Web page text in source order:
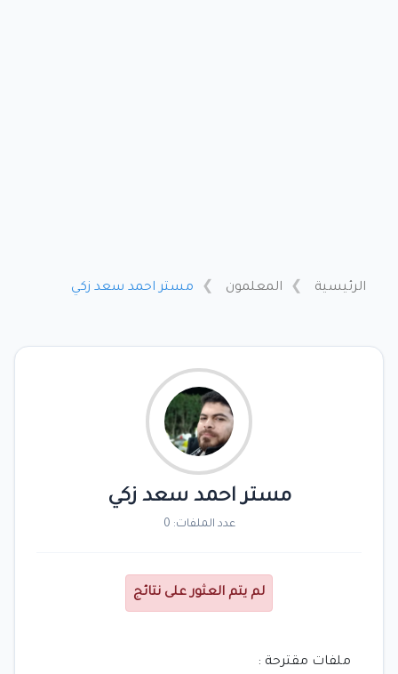
الرئيسية المعلمون مستر احمد سعد زكي
مستر احمد سعد زكي
عدد الملفات: 0
لم يتم العثور على نتائج
ملفات مقترحة :